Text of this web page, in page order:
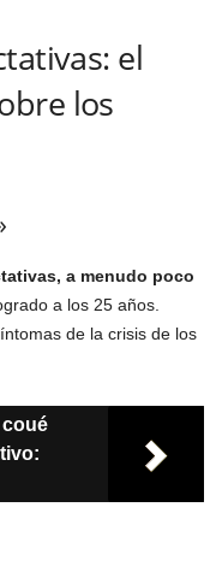
el
los
a menudo poco
a los 25 años.
de la crisis de los